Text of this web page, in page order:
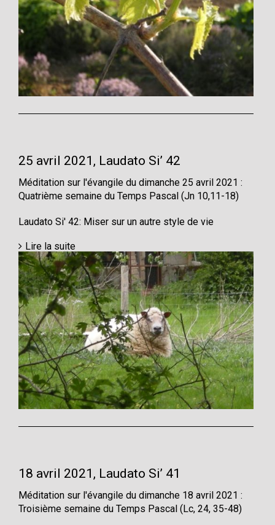
25 avril 2021, Laudato Si’ 42
Méditation sur l'évangile du dimanche 25 avril 2021 :
Quatrième semaine du Temps Pascal (Jn 10,11-18)
Laudato Si' 42: Miser sur un autre style de vie
Lire la suite
18 avril 2021, Laudato Si’ 41
Méditation sur l'évangile du dimanche 18 avril 2021 :
Troisième semaine du Temps Pascal (Lc, 24, 35-48)